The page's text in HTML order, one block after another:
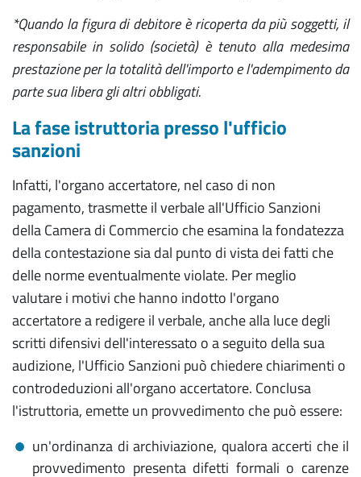
*Quando la figura di debitore è ricoperta da più soggetti, il
responsabile in solido (società) è tenuto alla medesima
prestazione per la totalità dell'importo e l'adempimento da
parte sua libera gli altri obbligati.
La fase istruttoria presso l'ufficio
sanzioni
Infatti, l'organo accertatore, nel caso di non
pagamento, trasmette il verbale all'Ufficio Sanzioni
della Camera di Commercio che esamina la fondatezza
della contestazione sia dal punto di vista dei fatti che
delle norme eventualmente violate. Per meglio
valutare i motivi che hanno indotto l'organo
accertatore a redigere il verbale, anche alla luce degli
scritti difensivi dell'interessato o a seguito della sua
audizione, l'Ufficio Sanzioni può chiedere chiarimenti o
controdeduzioni all'organo accertatore. Conclusa
l'istruttoria, emette un provvedimento che può essere:
un'ordinanza di archiviazione, qualora accerti che il
provvedimento presenta difetti formali o carenze